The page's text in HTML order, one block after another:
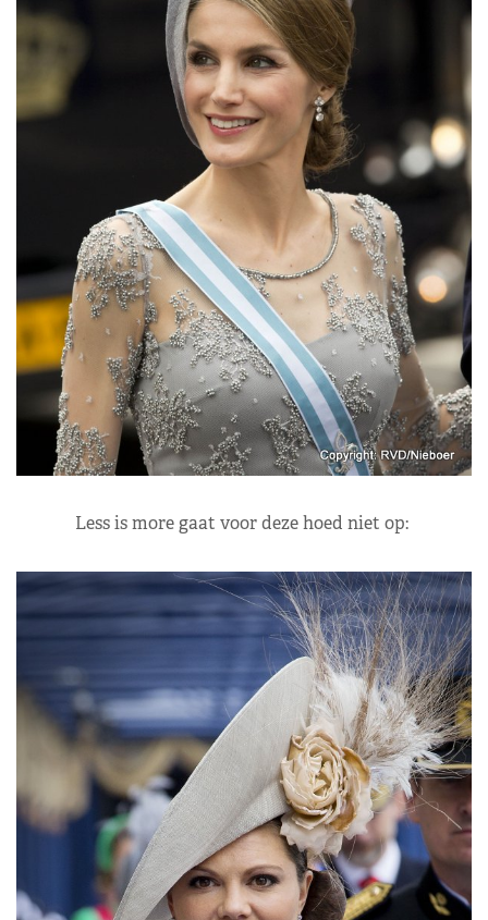
Less is more gaat voor deze hoed niet op: